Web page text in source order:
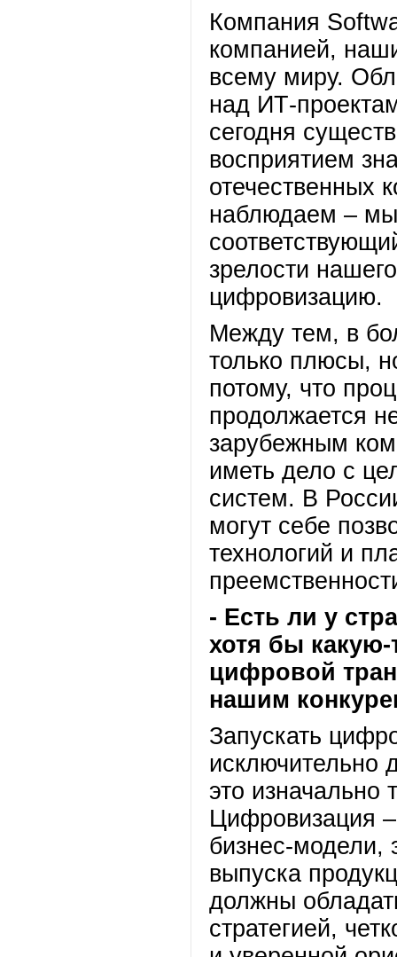
Компания
компанией,
всему миру.
над ИТ-
сегодня
восприятием
отечественных
наблюдаем –
зрелости
цифровизацию.
Между тем, в
только плюсы,
потому, что
продолжается
зарубежным
иметь дело с
систем. В
могут себе
технологий и
- Есть ли у
хотя бы какую-
цифровой
нашим
Запускать
исключительно
это изначально
Цифровизация
бизнес-модели,
выпуска
должны
стратегией,